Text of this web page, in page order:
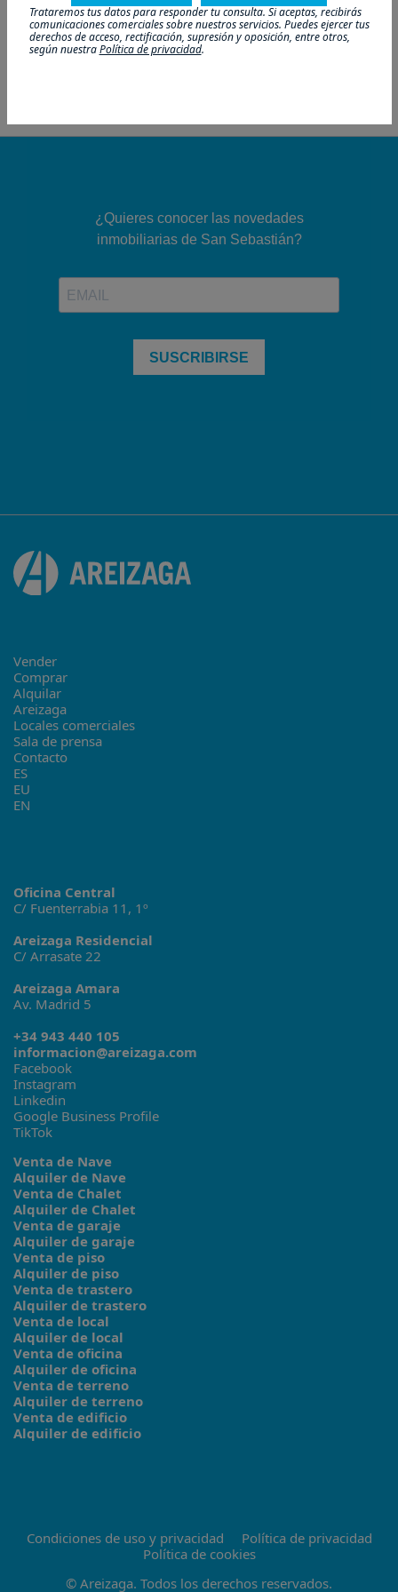
Vender
Comprar
Alquilar
Areizaga
Locales comerciales
Sala de prensa
Contacto
ES
EU
EN
Oficina Central
C/ Fuenterrabia 11, 1º
Areizaga Residencial
C/ Arrasate 22
Areizaga Amara
Av. Madrid 5
+34 943 440 105
informacion@areizaga.com
Facebook
Instagram
Linkedin
Google Business Profile
TikTok
Venta de Nave
Alquiler de Nave
Venta de Chalet
Alquiler de Chalet
Venta de garaje
Alquiler de garaje
Venta de piso
Alquiler de piso
Venta de trastero
Alquiler de trastero
Venta de local
Alquiler de local
Venta de oficina
Alquiler de oficina
Venta de terreno
Alquiler de terreno
Venta de edificio
Alquiler de edificio
Condiciones de uso y privacidad
Política de privacidad
Política de cookies
© Areizaga. Todos los derechos reservados.
Trataremos tus datos para responder tu consulta. Si aceptas, recibirás
comunicaciones comerciales sobre nuestros servicios. Puedes ejercer tus
derechos de acceso, rectificación, supresión y oposición, entre otros,
según nuestraPolítica de privacidad.